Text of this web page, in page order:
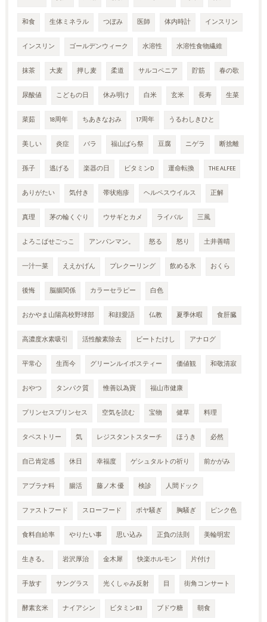
和食 生体ミネラル つぼみ 医師 体内時計 インスリン
インスリン ゴールデンウィーク 水溶性 水溶性食物繊維
抹茶 大麦 押し麦 柔道 サルコペニア 貯筋 春の歌
尿酸値 こどもの日 休み明け 白米 玄米 長寿 生菜
菜茹 18周年 ちあきなおみ 17周年 うるわしきひと
美しい 炎症 バラ 福山ばら祭 豆腐 ニゲラ 断捨離
孫子 逃げる 楽器の日 ビタミンD 運命転換 THE ALFEE
ありがたい 気付き 帯状疱疹 ヘルペスウイルス 正解
真理 茅の輪くぐり ウサギとカメ ライバル 三風
よろこばせごっこ アンパンマン。 怒る 怒り 土井善晴
一汁一菜 ええかげん プレクーリング 飲める氷 おくら
後悔 脳腸関係 カラーセラピー 白色
おかやま山陽高校野球部 和顔愛語 仏教 夏季休暇 食肝臓
高濃度水素吸引 活性酸素除去 ビートたけし アナログ
平常心 生而今 グリーンルイボスティー 価値観 和敬清寂
おやつ タンパク質 惟善以為寶 福山市健康
プリンセスプリンセス 空気を読む 宝物 健草 料理
タペストリー 気 レジスタントスターチ ほうき 必然
自己肯定感 休日 幸福度 ゲシュタルトの祈り 前かがみ
アブラナ科 腸活 藤ノ木 優 検診 人間ドック
ファストフード スローフード ボヤ騒ぎ 胸騒ぎ ピンク色
食料自給率 やりたい事 思い込み 正負の法則 美輪明宏
生きる。 岩沢厚治 金木犀 快楽ホルモン 片付け
手放す サングラス 光くしゃみ反射 目 街角コンサート
酵素玄米 ナイアシン ビタミンB3 ブドウ糖 朝食